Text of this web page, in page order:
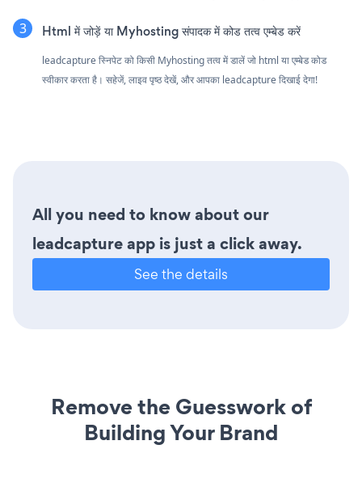
Html में जोड़ें या Myhosting संपादक में कोड तत्व एम्बेड करें
leadcapture स्निपेट को किसी Myhosting तत्व में डालें जो html या एम्बेड कोड
स्वीकार करता है। सहेजें, लाइव पृष्ठ देखें, और आपका leadcapture दिखाई देगा!
All you need to know about our
leadcapture app is just a click away.
See the details
Remove the Guesswork of
Building Your Brand